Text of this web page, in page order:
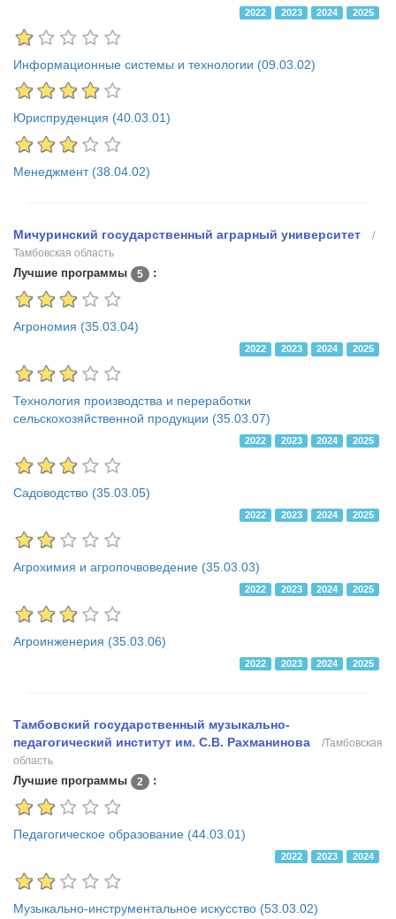
2022 2023 2024 2025
Информационные системы и технологии (09.03.02)
Юриспруденция (40.03.01)
Менеджмент (38.04.02)
Мичуринский государственный аграрный университет
/
Тамбовская область
Лучшие программы 5 :
Агрономия (35.03.04)
2022 2023 2024 2025
Технология производства и переработки
сельскохозяйственной продукции (35.03.07)
2022 2023 2024 2025
Садоводство (35.03.05)
2022 2023 2024 2025
Агрохимия и агропочвоведение (35.03.03)
2022 2023 2024 2025
Агроинженерия (35.03.06)
2022 2023 2024 2025
Тамбовский государственный музыкально-
педагогический институт им. С.В. Рахманинова
/Тамбовская
область
Лучшие программы 2 :
Педагогическое образование (44.03.01)
2022 2023 2024
Музыкально-инструментальное искусство (53.03.02)